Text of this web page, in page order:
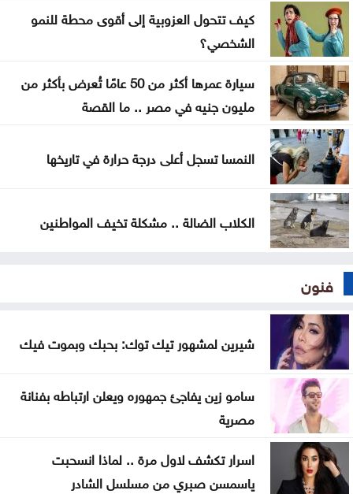
واشنطن: إيران تعهدت بعدم فرض رسوم عبور في
هرمز
تصادم شاحنتين يعيق حركة السير على الطريق الصحراوي
الفيصلي يحسم قراره: لا تعاقد مع كومباوري
كيف تتحول العزوبية إلى أقوى محطة للنمو
الشخصي؟
سيارة عمرها أكثر من 50 عامًا تُعرض بأكثر من
مليون جنيه في مصر .. ما القصة
النمسا تسجل أعلى درجة حرارة في تاريخها
الكلاب الضالة .. مشكلة تخيف المواطنين
فنون
شيرين لمشهور تيك توك: بحبك وبموت فيك
سامو زين يفاجئ جمهوره ويعلن ارتباطه بفنانة
مصرية
اسرار تكشف لاول مرة .. لماذا انسحبت
ياسمسن صبري من مسلسل الشادر